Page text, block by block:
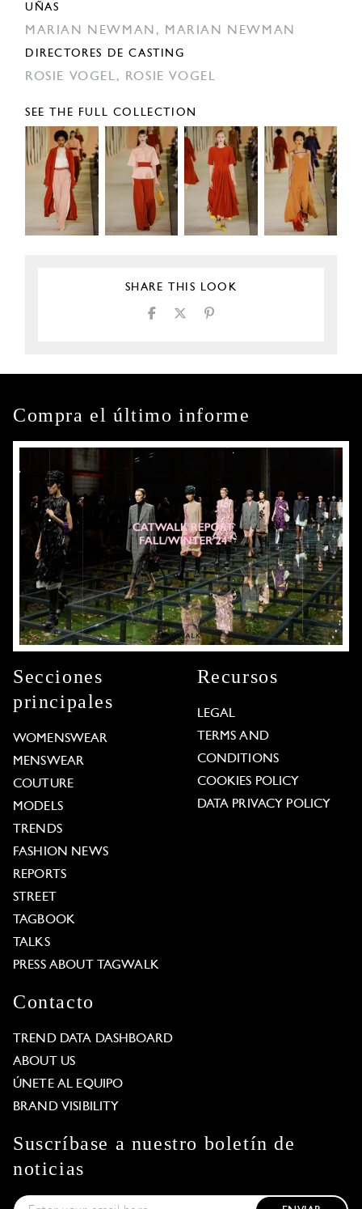
UÑAS
MARIAN NEWMAN, MARIAN NEWMAN
DIRECTORES DE CASTING
ROSIE VOGEL, ROSIE VOGEL
SEE THE FULL COLLECTION
SHARE THIS LOOK
Compra el último informe
Secciones
principales
WOMENSWEAR
MENSWEAR
COUTURE
MODELS
TRENDS
FASHION NEWS
REPORTS
STREET
TAGBOOK
TALKS
PRESS ABOUT TAGWALK
Recursos
LEGAL
TERMS AND
CONDITIONS
COOKIES POLICY
DATA PRIVACY POLICY
Contacto
TREND DATA DASHBOARD
ABOUT US
ÚNETE AL EQUIPO
BRAND VISIBILITY
Suscríbase a nuestro boletín de
noticias